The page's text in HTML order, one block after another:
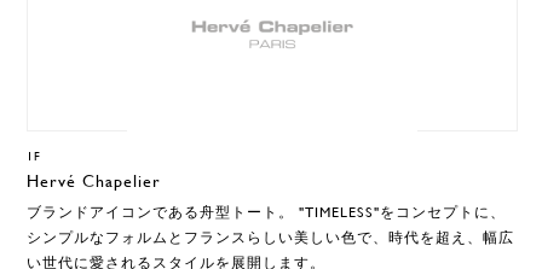
1F
Hervé Chapelier
ブランドアイコンである舟型トート。 "TIMELESS"をコンセプトに、
シンプルなフォルムとフランスらしい美しい色で、時代を超え、幅広
い世代に愛されるスタイルを展開します。